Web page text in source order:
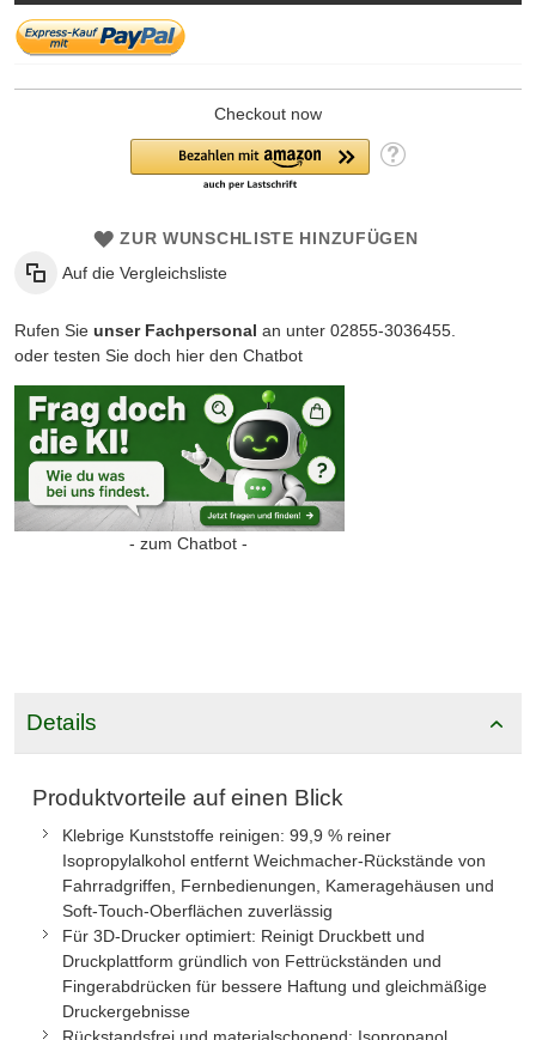
Checkout now
ZUR WUNSCHLISTE HINZUFÜGEN
Auf die Vergleichsliste
Rufen Sie unser Fachpersonal an unter 02855-3036455.
oder testen Sie doch hier den Chatbot
- zum Chatbot -
Details
Produktvorteile auf einen Blick
Klebrige Kunststoffe reinigen: 99,9 % reiner
Isopropylalkohol entfernt Weichmacher-Rückstände von
Fahrradgriffen, Fernbedienungen, Kameragehäusen und
Soft-Touch-Oberflächen zuverlässig
Für 3D-Drucker optimiert: Reinigt Druckbett und
Druckplattform gründlich von Fettrückständen und
Fingerabdrücken für bessere Haftung und gleichmäßige
Druckergebnisse